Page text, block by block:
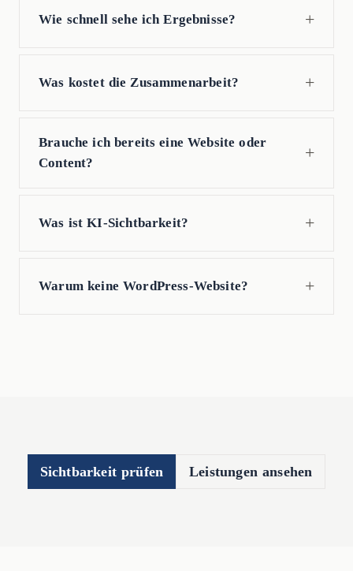
Wie schnell sehe ich Ergebnisse?
Was kostet die Zusammenarbeit?
Brauche ich bereits eine Website oder
Content?
Was ist KI-Sichtbarkeit?
Warum keine WordPress-Website?
Sichtbarkeit prüfen Leistungen ansehen